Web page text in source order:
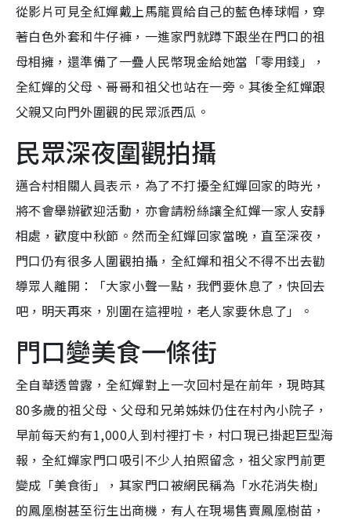
從影片可見全紅嬋戴上馬龍買給自己的藍色棒球帽，穿
著白色外套和牛仔褲，一進家門就蹲下跟坐在門口的祖
母相擁，還準備了一疊人民幣現金給她當「零用錢」，
全紅嬋的父母、哥哥和祖父也站在一旁。其後全紅嬋跟
父親又向門外圍觀的民眾派西瓜。
民眾深夜圍觀拍攝
邁合村相關人員表示，為了不打擾全紅嬋回家的時光，
將不會舉辦歡迎活動，亦會請粉絲讓全紅嬋一家人安靜
相處，歡度中秋節。然而全紅嬋回家當晚，直至深夜，
門口仍有很多人圍觀拍攝，全紅嬋和祖父不得不出去勸
導眾人離開：「大家小聲一點，我們要休息了，快回去
吧，明天再來，別圍在這裡啦，老人家要休息了」。
門口變美食一條街
全自華透曾露，全紅嬋對上一次回村是在前年，現時其
80多歲的祖父母、父母和兄弟姊妹仍住在村內小院子，
早前每天約有1,000人到村裡打卡，村口現已掛起巨型海
報，全紅嬋家門口吸引不少人拍照留念，祖父家門前更
變成「美食街」，其家門口被網民稱為「水花消失樹」
的鳳凰樹甚至衍生出商機，有人在現場售賣鳳凰樹苗，